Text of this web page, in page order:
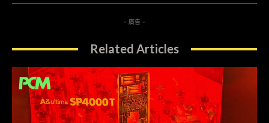
- 廣告 -
Related Articles